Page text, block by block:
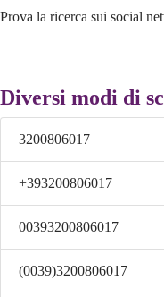
Prova la ricerca sui social
Diversi modi di
3200806017
+393200806017
00393200806017
(0039)3200806017